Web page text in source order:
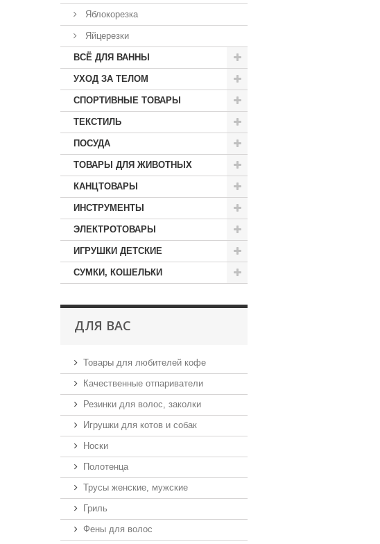
Яблокорезка
Яйцерезки
ВСЁ ДЛЯ ВАННЫ
УХОД ЗА ТЕЛОМ
СПОРТИВНЫЕ ТОВАРЫ
ТЕКСТИЛЬ
ПОСУДА
ТОВАРЫ ДЛЯ ЖИВОТНЫХ
КАНЦТОВАРЫ
ИНСТРУМЕНТЫ
ЭЛЕКТРОТОВАРЫ
ИГРУШКИ ДЕТСКИЕ
СУМКИ, КОШЕЛЬКИ
ДЛЯ ВАС
Товары для любителей кофе
Качественные отпариватели
Резинки для волос, заколки
Игрушки для котов и собак
Носки
Полотенца
Трусы женские, мужские
Гриль
Фены для волос